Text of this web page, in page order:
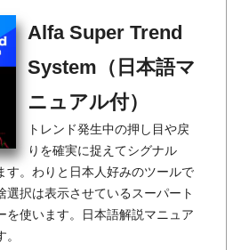
Alfa Super Trend
System（日本語マ
ニュアル付）
トレンド発生中の押し目や戻
りを確実に捉えてシグナル
す。わりと日本人好みのツールで
選択は表示させているスーパート
を使います。日本語解説マニュア